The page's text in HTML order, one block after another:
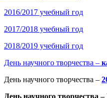
2016/2017 учебный год
2017/2018 учебный год
2018/2019 учебный год
День научного творчества –
День научного творчества –
День научного творчества